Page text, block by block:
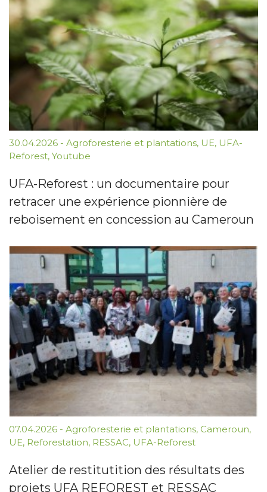
30.04.2026 - Agroforesterie et plantations, UE, UFA-
Reforest, Youtube
UFA-Reforest : un documentaire pour
retracer une expérience pionnière de
reboisement en concession au Cameroun
07.04.2026 - Agroforesterie et plantations, Cameroun,
UE, Reforestation, RESSAC, UFA-Reforest
Atelier de restitutition des résultats des
projets UFA REFOREST et RESSAC